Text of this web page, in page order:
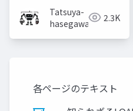
Tatsuya-
hasegawa
2.3K
各ページのテキスト